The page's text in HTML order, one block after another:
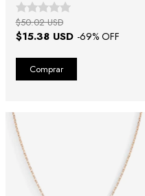
$15.38 USD -69% OFF
$50.02 USD